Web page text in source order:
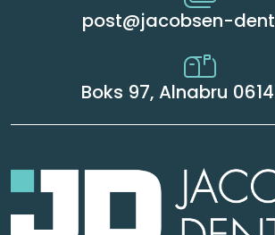
post@jacobsen-
Boks 97, Alnabru